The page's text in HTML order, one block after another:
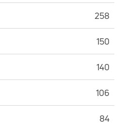
258
150
140
106
84